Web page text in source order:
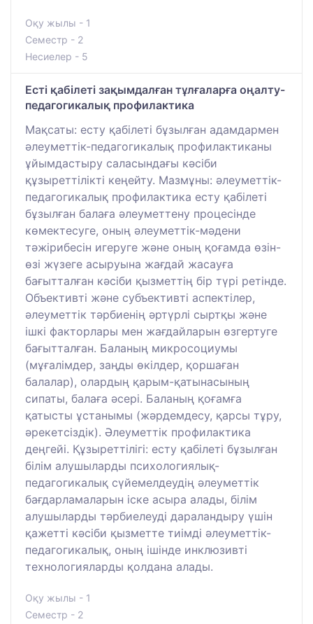
Оқу жылы - 1
Семестр - 2
Несиелер - 5
Есті қабілеті зақымдалған тұлғаларға оңалту-
педагогикалық профилактика
Мақсаты: есту қабілеті бұзылған адамдармен
әлеуметтік-педагогикалық профилактиканы
ұйымдастыру саласындағы кәсіби
құзыреттілікті кеңейту. Мазмұны: әлеуметтік-
педагогикалық профилактика есту қабілеті
бұзылған балаға әлеуметтену процесінде
көмектесуге, оның әлеуметтік-мәдени
тәжірибесін игеруге және оның қоғамда өзін-
өзі жүзеге асыруына жағдай жасауға
бағытталған кәсіби қызметтің бір түрі ретінде.
Объективті және субъективті аспектілер,
әлеуметтік тәрбиенің әртүрлі сыртқы және
ішкі факторлары мен жағдайларын өзгертуге
бағытталған. Баланың микросоциумы
(мұғалімдер, заңды өкілдер, қоршаған
балалар), олардың қарым-қатынасының
сипаты, балаға әсері. Баланың қоғамға
қатысты ұстанымы (жәрдемдесу, қарсы тұру,
әрекетсіздік). Әлеуметтік профилактика
деңгейі. Құзыреттілігі: есту қабілеті бұзылған
білім алушыларды психологиялық-
педагогикалық сүйемелдеудің әлеуметтік
бағдарламаларын іске асыра алады, білім
алушыларды тәрбиелеуді дараландыру үшін
қажетті кәсіби қызметте тиімді әлеуметтік-
педагогикалық, оның ішінде инклюзивті
технологияларды қолдана алады.
Оқу жылы - 1
Семестр - 2